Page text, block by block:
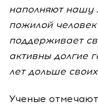
наполняют нашу
пожилой
поддерживает
активны долгие
лет дольше
Ученые